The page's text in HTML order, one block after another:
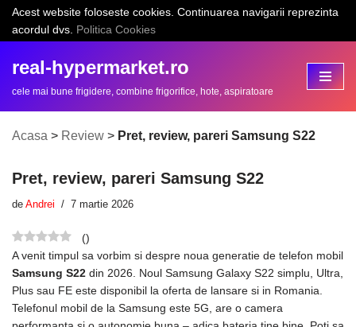
Sari
conținut
Acest website foloseste cookies. Continuarea navigarii reprezinta
acordul dvs. Politica Cookies
real-hypermarket.ro
cele mai bune frigidere, combine frigorifice, hote, aspiratoare
Acasa > Review > Pret, review, pareri Samsung S22
Pret, review, pareri Samsung S22
de Andrei 7 martie 2026
()
A venit timpul sa vorbim si despre noua generatie de telefon mobil
Samsung S22 din 2026. Noul Samsung Galaxy S22 simplu, Ultra,
Plus sau FE este disponibil la oferta de lansare si in Romania.
Telefonul mobil de la Samsung este 5G, are o camera